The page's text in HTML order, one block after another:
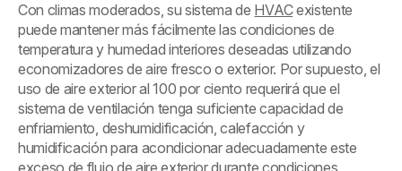
Con climas moderados, su sistema de HVACexistente
puede mantener más fácilmente las condiciones de
temperatura y humedad interiores deseadas utilizando
economizadores de aire fresco o exterior. Por supuesto, el
uso de aire exterior al 100 por ciento requerirá que el
sistema de ventilación tenga suficiente capacidad de
enfriamiento, deshumidificación, calefacción y
humidificación para acondicionar adecuadamente este